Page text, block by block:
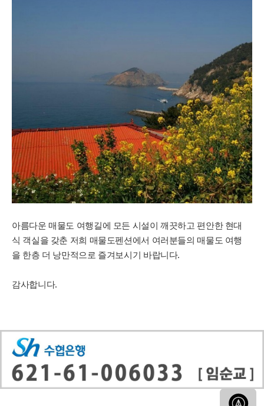
아름다운 매물도 여행길에 모든 시설이 깨끗하고 편안한 현대
식 객실을 갖춘 저희 매물도펜션에서 여러분들의 매물도 여행
을 한층 더 낭만적으로 즐겨보시기 바랍니다.
감사합니다.